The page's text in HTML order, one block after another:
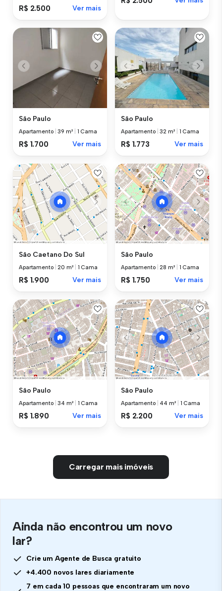
R$ 2.500 Ver mais
São Paulo
Apartamento |39 m² 1 Cama
R$ 1.700 Ver mais
São Paulo
Apartamento |32 m² 1 Cama
R$ 1.773 Ver mais
São Caetano Do Sul
Apartamento |20 m² 1 Cama
R$ 1.900 Ver mais
São Paulo
Apartamento |28 m² 1 Cama
R$ 1.750 Ver mais
São Paulo
Apartamento |34 m² 1 Cama
R$ 1.890 Ver mais
São Paulo
Apartamento 44 m² 1 Cama
R$ 2.200 Ver mais
Carregar mais imóveis
Ainda não encontrou um novo
lar?
Crie um Agente de Busca gratuito
+4.400 novos lares diariamente
7 em cada 10 pessoas que encontraram um novo